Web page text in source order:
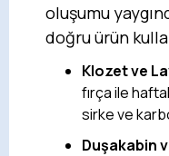
oluşumu
doğru ürün
Klozet ve
fırça ile
sirke ve
Duşakabin